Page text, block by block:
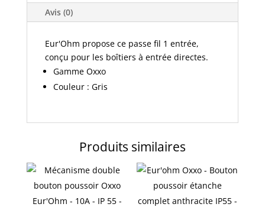
Avis (0)
Eur'Ohm propose ce passe fil 1 entrée,
conçu pour les boîtiers à entrée directes.
Gamme Oxxo
Couleur : Gris
Produits similaires